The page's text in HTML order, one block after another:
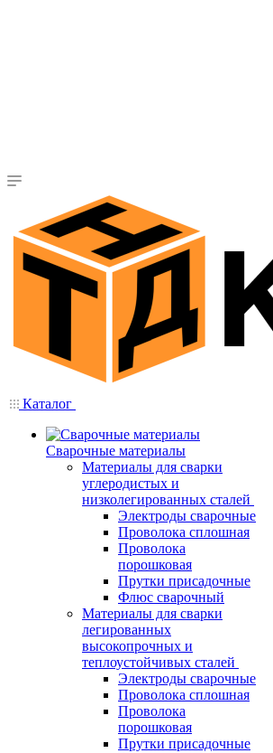
Каталог
Сварочные материалы
Материалы для сварки
углеродистых и
низколегированных сталей
Электроды сварочные
Проволока сплошная
Проволока
порошковая
Прутки присадочные
Флюс сварочный
Материалы для сварки
легированных
высокопрочных и
теплоустойчивых сталей
Электроды сварочные
Проволока сплошная
Проволока
порошковая
Прутки присадочные